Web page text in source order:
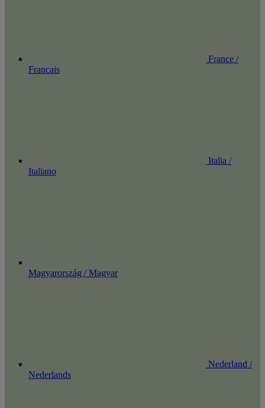
France /
Français
Italia /
Italiano
Magyarország / Magyar
Nederland /
Nederlands